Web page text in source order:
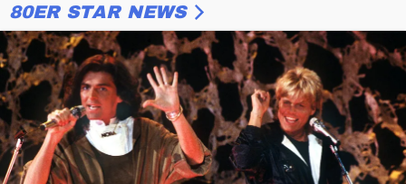
80ER STAR NEWS